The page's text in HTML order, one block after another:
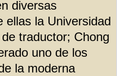
diversas
ellas la Universidad
traductor; Chong
uno de los
la moderna